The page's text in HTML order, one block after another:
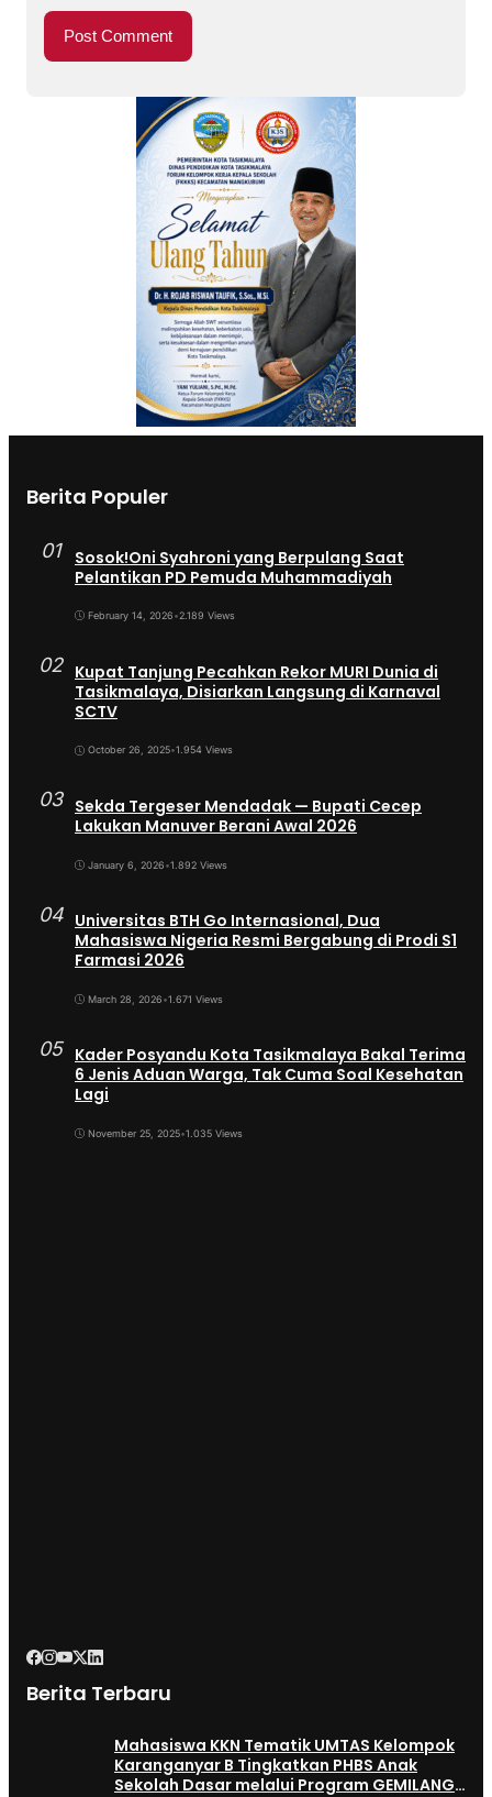
Berita Populer
01
Sosok!Oni Syahroni yang Berpulang Saat
Pelantikan PD Pemuda Muhammadiyah
February 14, 2026•2.189 Views
02 Kupat Tanjung Pecahkan Rekor MURI Dunia di
Tasikmalaya, Disiarkan Langsung di Karnaval
SCTV
October 26, 2025•1.954 Views
03 Sekda Tergeser Mendadak — Bupati Cecep
Lakukan Manuver Berani Awal 2026
January 6, 2026•1.892 Views
04 Universitas BTH Go Internasional, Dua
Mahasiswa Nigeria Resmi Bergabung di Prodi S1
Farmasi 2026
March 28, 2026•1.671 Views
05 Kader Posyandu Kota Tasikmalaya Bakal Terima
6 Jenis Aduan Warga, Tak Cuma Soal Kesehatan
Lagi
November 25, 2025•1.035 Views
Berita Terbaru
Mahasiswa KKN Tematik UMTAS Kelompok
Karanganyar B Tingkatkan PHBS Anak
Sekolah Dasar melalui Program GEMILANG